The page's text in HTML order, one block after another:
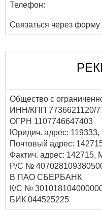
Телефон:
Связаться через форму
Общество с
ИНН/КПП 7736621120/
ОГРН 1107746647403
Юридич. адрес: 119333,
Почтовый адрес:
Фактич. адрес: 142715,
Р/С №
В ПАО СБЕРБАНК
К/С №
БИК 044525225